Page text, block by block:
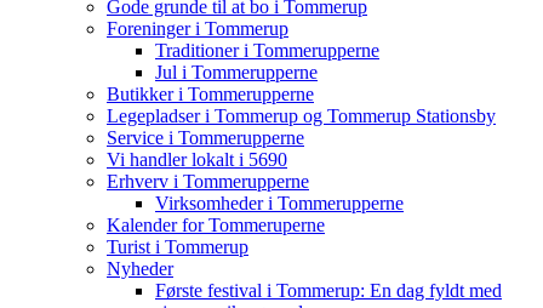
Gode grunde til at bo i Tommerup
Foreninger i Tommerup
Traditioner i Tommerupperne
Jul i Tommerupperne
Butikker i Tommerupperne
Legepladser i Tommerup og Tommerup Stationsby
Service i Tommerupperne
Vi handler lokalt i 5690
Erhverv i Tommerupperne
Virksomheder i Tommerupperne
Kalender for Tommeruperne
Turist i Tommerup
Nyheder
Første festival i Tommerup: En dag fyldt med